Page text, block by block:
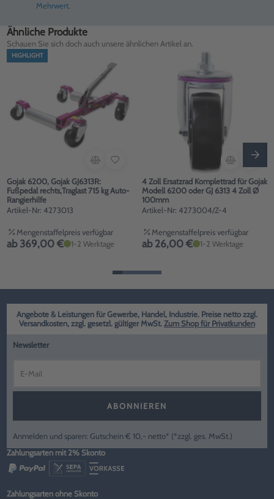
Mehrwert.
Ähnliche Produkte
Schauen Sie sich doch auch unsere ähnlichen Artikel an.
HIGHLIGHT
Gojak 6200, Gojak GJ6313R:
Fußpedal rechts,Traglast 715 kg Auto-
Rangierhilfe
Artikel-Nr: 4273013
Mengenstaffelpreis verfügbar
ab 369,00 € 1-2 Werktage
4 Zoll Ersatzrad Komplettrad für Gojak
Modell 6200 oder GJ 6313 4 Zoll Ø
100mm
Artikel-Nr: 4273004/Z-4
Mengenstaffelpreis verfügbar
ab 26,00 € 1-2 Werktage
Angebote & Leistungen für Gewerbe, Handel, Industrie. Preise netto zzgl.
Versandkosten, zzgl. gesetzl. gültiger MwSt. Zum Shop für Privatkunden
Newsletter
ABONNIEREN
Anmelden und sparen: Gutschein € 10,- netto* (*zzgl. ges. MwSt.)
Zahlungsarten mit 2% Skonto
Zahlungsarten ohne Skonto